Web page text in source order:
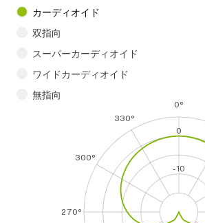
カーディオイド
双指向
スーパーカーディオイド
ワイドカーディオイド
無指向
0°
270°
300°
330°
-10
0